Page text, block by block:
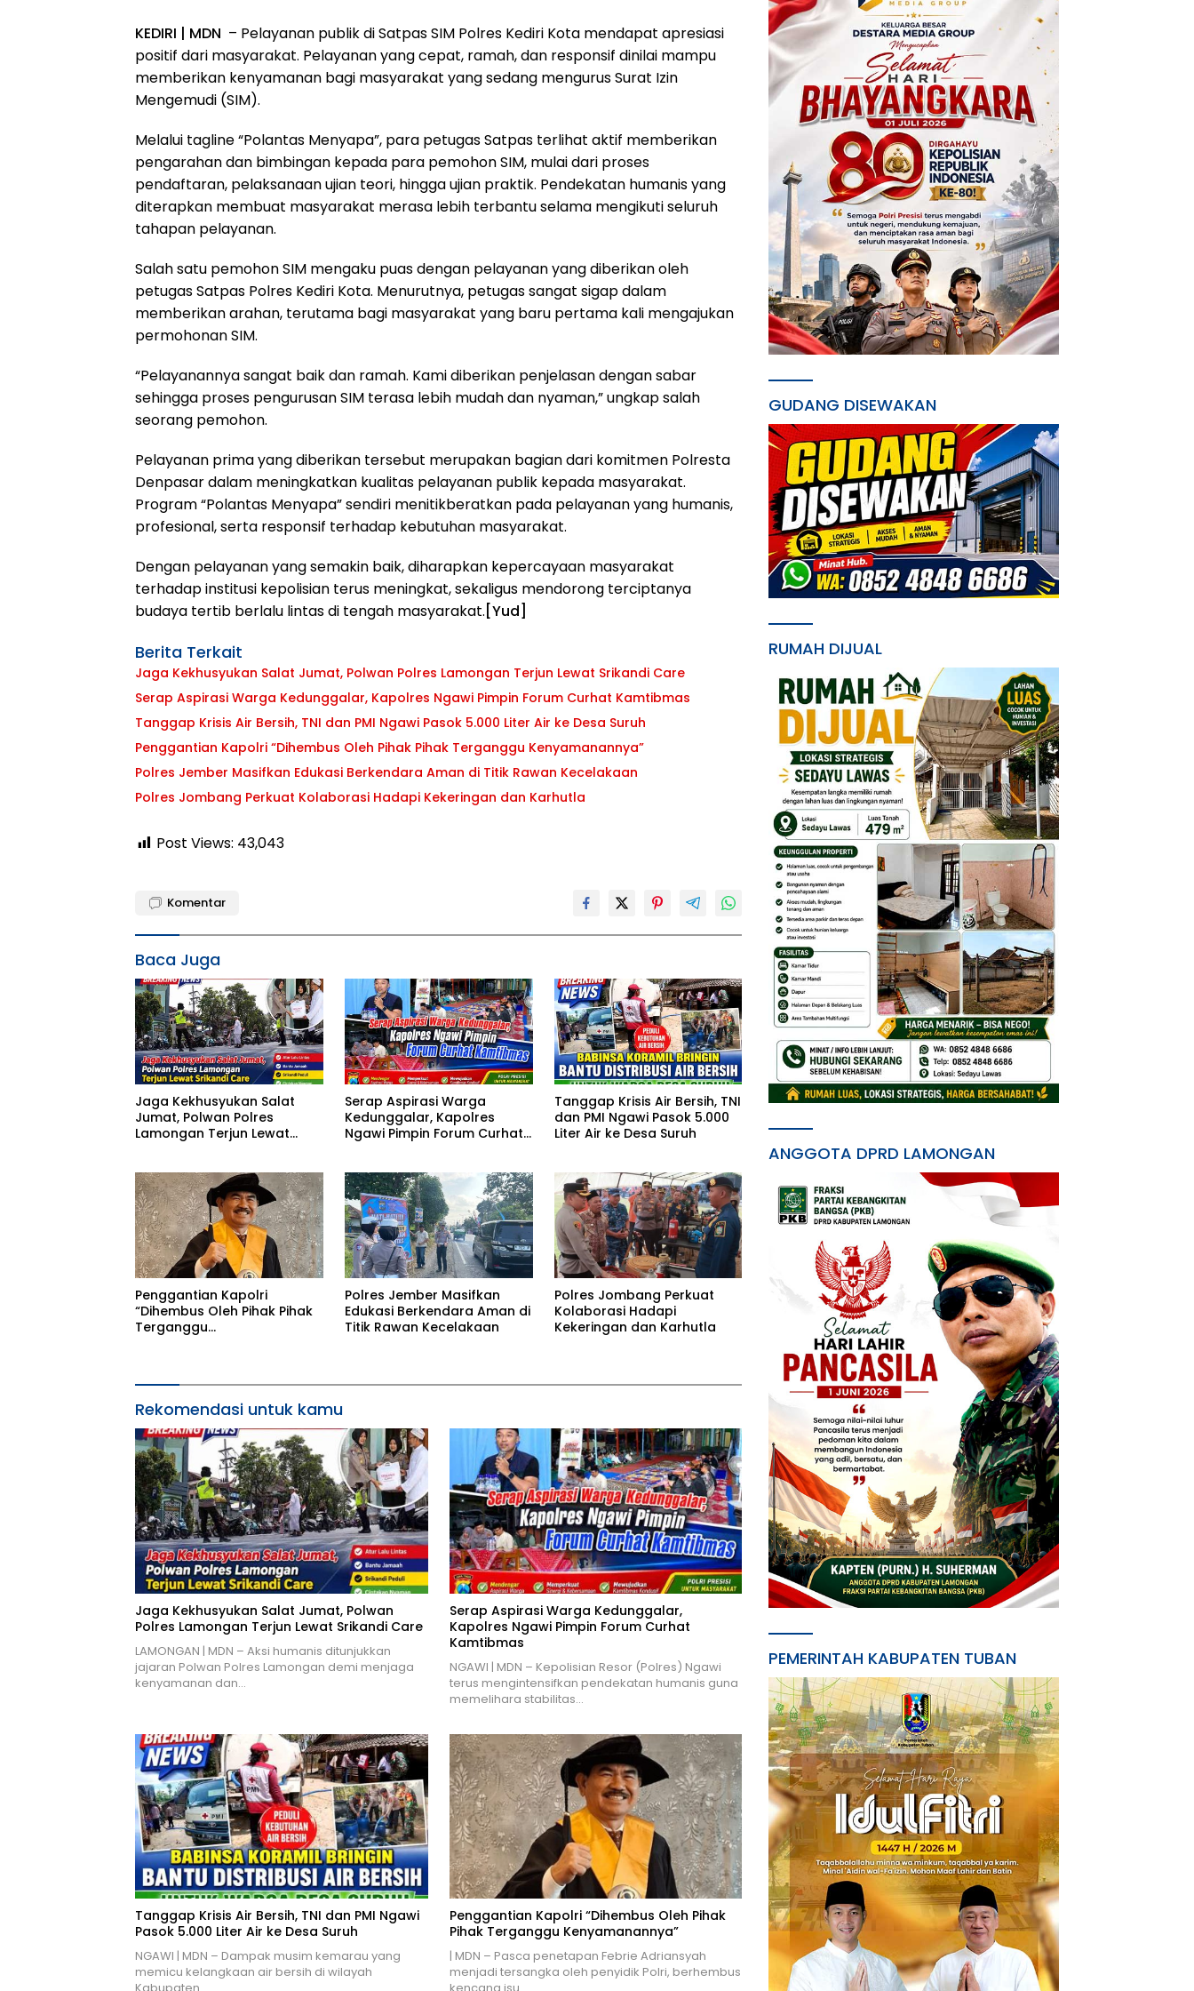
KEDIRI | MDN – Pelayanan publik di Satpas SIM Polres Kediri Kota mendapat apresiasi
positif dari masyarakat. Pelayanan yang cepat, ramah, dan responsif dinilai mampu
memberikan kenyamanan bagi masyarakat yang sedang mengurus Surat Izin
Mengemudi (SIM).
Melalui tagline “Polantas Menyapa”, para petugas Satpas terlihat aktif memberikan
pengarahan dan bimbingan kepada para pemohon SIM, mulai dari proses
pendaftaran, pelaksanaan ujian teori, hingga ujian praktik. Pendekatan humanis yang
diterapkan membuat masyarakat merasa lebih terbantu selama mengikuti seluruh
tahapan pelayanan.
Salah satu pemohon SIM mengaku puas dengan pelayanan yang diberikan oleh
petugas Satpas Polres Kediri Kota. Menurutnya, petugas sangat sigap dalam
memberikan arahan, terutama bagi masyarakat yang baru pertama kali mengajukan
permohonan SIM.
“Pelayanannya sangat baik dan ramah. Kami diberikan penjelasan dengan sabar
sehingga proses pengurusan SIM terasa lebih mudah dan nyaman,” ungkap salah
seorang pemohon.
Pelayanan prima yang diberikan tersebut merupakan bagian dari komitmen Polresta
Denpasar dalam meningkatkan kualitas pelayanan publik kepada masyarakat.
Program “Polantas Menyapa” sendiri menitikberatkan pada pelayanan yang humanis,
profesional, serta responsif terhadap kebutuhan masyarakat.
Dengan pelayanan yang semakin baik, diharapkan kepercayaan masyarakat
terhadap institusi kepolisian terus meningkat, sekaligus mendorong terciptanya
budaya tertib berlalu lintas di tengah masyarakat. [Yud]
Berita Terkait
Jaga Kekhusyukan Salat Jumat, Polwan Polres Lamongan Terjun Lewat Srikandi Care
Serap Aspirasi Warga Kedunggalar, Kapolres Ngawi Pimpin Forum Curhat Kamtibmas
Tanggap Krisis Air Bersih, TNI dan PMI Ngawi Pasok 5.000 Liter Air ke Desa Suruh
Penggantian Kapolri “Dihembus Oleh Pihak Pihak Terganggu Kenyamanannya”
Polres Jember Masifkan Edukasi Berkendara Aman di Titik Rawan Kecelakaan
Polres Jombang Perkuat Kolaborasi Hadapi Kekeringan dan Karhutla
Post Views: 43,043
Komentar
Baca Juga
Jaga Kekhusyukan Salat
Jumat, Polwan Polres
Lamongan Terjun Lewat
Serap Aspirasi Warga
Kedunggalar, Kapolres
Ngawi Pimpin Forum Curhat
Tanggap Krisis Air Bersih, TNI
dan PMI Ngawi Pasok 5.000
Liter Air ke Desa Suruh
Penggantian Kapolri
“Dihembus Oleh Pihak Pihak
Terganggu
Polres Jember Masifkan
Edukasi Berkendara Aman di
Titik Rawan Kecelakaan
Polres Jombang Perkuat
Kolaborasi Hadapi
Kekeringan dan Karhutla
Rekomendasi untuk kamu
Jaga Kekhusyukan Salat Jumat, Polwan
Polres Lamongan Terjun Lewat Srikandi Care
LAMONGAN | MDN – Aksi humanis ditunjukkan
jajaran Polwan Polres Lamongan demi menjaga
kenyamanan dan…
Serap Aspirasi Warga Kedunggalar,
Kapolres Ngawi Pimpin Forum Curhat
Kamtibmas
NGAWI | MDN – Kepolisian Resor (Polres) Ngawi
terus mengintensifkan pendekatan humanis guna
memelihara stabilitas…
Tanggap Krisis Air Bersih, TNI dan PMI Ngawi
Pasok 5.000 Liter Air ke Desa Suruh
NGAWI | MDN – Dampak musim kemarau yang
memicu kelangkaan air bersih di wilayah
Penggantian Kapolri “Dihembus Oleh Pihak
Pihak Terganggu Kenyamanannya”
| MDN – Pasca penetapan Febrie Adriansyah
menjadi tersangka oleh penyidik Polri, berhembus
GUDANG DISEWAKAN
RUMAH DIJUAL
ANGGOTA DPRD LAMONGAN
PEMERINTAH KABUPATEN TUBAN